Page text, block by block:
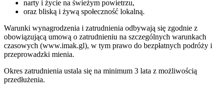
narty i życie na świeżym powietrzu,
oraz bliską i żywą społeczność lokalną.
Warunki wynagrodzenia i zatrudnienia odbywają się zgodnie z
obowiązującą umową o zatrudnieniu na szczególnych warunkach
czasowych (www.imak.gl), w tym prawo do bezpłatnych podróży i
przeprowadzki mienia.
Okres zatrudnienia ustala się na minimum 3 lata z możliwością
przedłużenia.